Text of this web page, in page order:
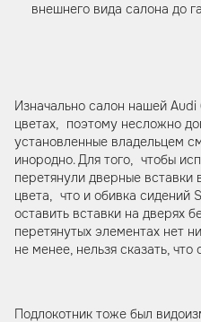
внешнего вида салона до
Изначально салон нашей
цветах, поэтому несложно
установленные владельцем
инородно. Для того, чтобы
перетянули дверные
цвета, что и обивка сидений
оставить вставки на дверях
перетянутых элементах нет
не менее, нельзя сказать,
Подлокотник тоже был